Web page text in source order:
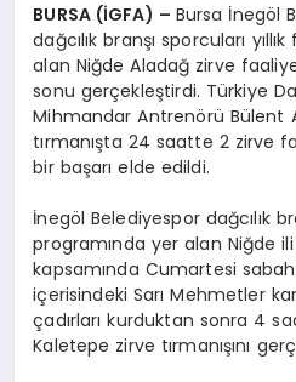
BURSA (İGFA) – Bursa İnegöl
dağcılık branşı sporcuları
alan Niğde Aladağ zirve
sonu gerçekleştirdi. Türkiye
Mihmandar Antrenörü Bülent
tırmanışta 24 saatte 2 zirve
bir başarı elde edildi.
İnegöl Belediyespor dağcılık
programında yer alan Niğde
kapsamında Cumartesi
içerisindeki Sarı Mehmetler
çadırları kurduktan sonra 4
Kaletepe zirve tırmanışını